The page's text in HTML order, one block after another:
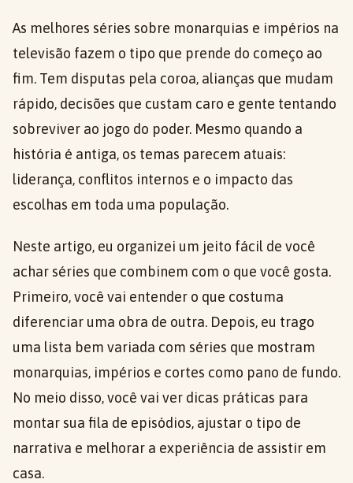
As melhores séries sobre monarquias e impérios na
televisão fazem o tipo que prende do começo ao
fim. Tem disputas pela coroa, alianças que mudam
rápido, decisões que custam caro e gente tentando
sobreviver ao jogo do poder. Mesmo quando a
história é antiga, os temas parecem atuais:
liderança, conflitos internos e o impacto das
escolhas em toda uma população.
Neste artigo, eu organizei um jeito fácil de você
achar séries que combinem com o que você gosta.
Primeiro, você vai entender o que costuma
diferenciar uma obra de outra. Depois, eu trago
uma lista bem variada com séries que mostram
monarquias, impérios e cortes como pano de fundo.
No meio disso, você vai ver dicas práticas para
montar sua fila de episódios, ajustar o tipo de
narrativa e melhorar a experiência de assistir em
casa.